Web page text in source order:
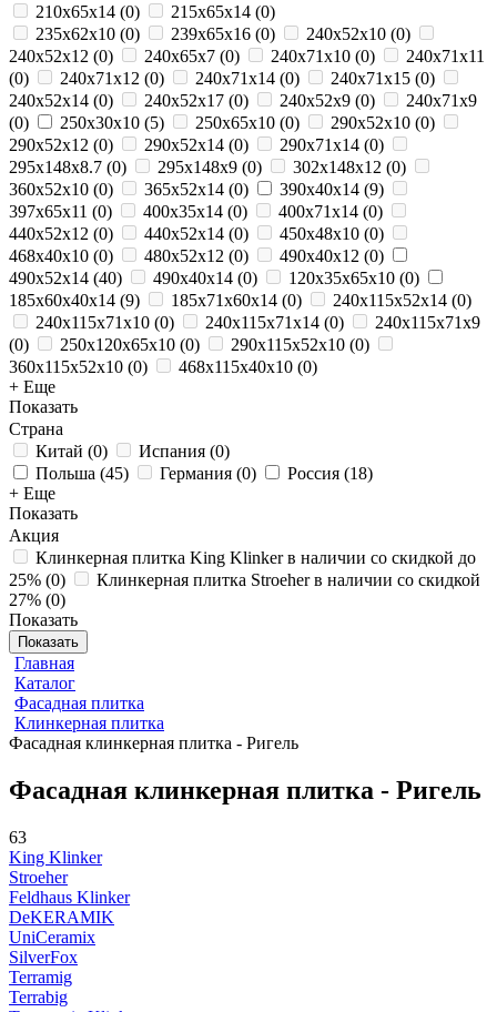
210x65x14 (0) 215х65х14 (0)
235x62x10 (0) 239х65х16 (0) 240x52x10 (0)
240x52x12 (0) 240x65x7 (0) 240x71x10 (0)
240x71x11
(0) 240x71x12 (0) 240x71x14 (0) 240x71x15 (0)
240х52х14 (0) 240х52х17 (0) 240х52х9 (0)
240х71х9
(0) 250x30x10 (5) 250x65x10 (0) 290x52x10 (0)
290x52x12 (0) 290x52x14 (0) 290x71x14 (0)
295х148х8.7 (0) 295х148х9 (0) 302х148х12 (0)
360х52х10 (0) 365x52x14 (0) 390x40x14 (9)
397x65x11 (0) 400х35х14 (0) 400х71х14 (0)
440x52x12 (0) 440х52х14 (0) 450x48x10 (0)
468x40x10 (0) 480х52х12 (0) 490x40x12 (0)
490x52x14 (40) 490х40х14 (0) 120x35x65x10 (0)
185x60x40x14 (9) 185х71х60х14 (0) 240x115x52x14 (0)
240x115x71x10 (0) 240x115x71x14 (0)
240x115x71x9
(0) 250x120x65x10 (0) 290x115x52x10 (0)
360x115x52x10 (0) 468x115x40x10 (0)
+ Еще
Показать
Страна
Китай (0) Испания (0)
Польша (45) Германия (0) Россия (18)
+ Еще
Показать
Акция
Клинкерная плитка King Klinker в наличии со скидкой до
25% (0)
Клинкерная плитка Stroeher в наличии со скидкой
27% (0)
Показать
Показать
Главная
Каталог
Фасадная плитка
Клинкерная плитка
Фасадная клинкерная плитка - Ригель
Фасадная клинкерная плитка - Ригель
63
King Klinker
Stroeher
Feldhaus Klinker
DeKERAMIK
UniCeramix
SilverFox
Terramig
Terrabig